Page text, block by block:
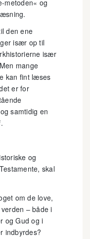
metoden« og
den ene
især op til
især
mange
kan fint læses
er for
samtidig en
og
skal
om de love,
– både i
og Gud og i
indbyrdes?